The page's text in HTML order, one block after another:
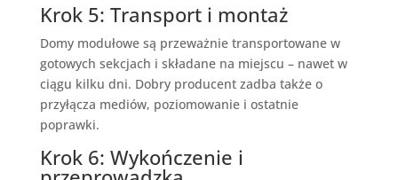
Krok 5: Transport i montaż
Domy modułowe są przeważnie transportowane w
gotowych sekcjach i składane na miejscu – nawet w
ciągu kilku dni. Dobry producent zadba także o
przyłącza mediów, poziomowanie i ostatnie
poprawki.
Krok 6: Wykończenie i